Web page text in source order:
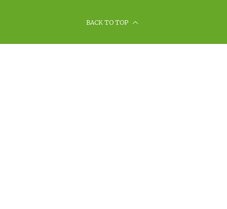
BACK TO TOP